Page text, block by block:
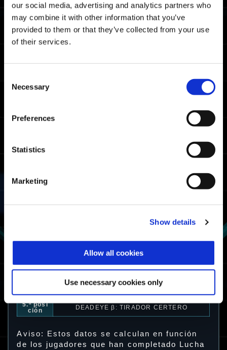
our social media, advertising and analytics partners who
may combine it with other information that you’ve
provided to them or that they’ve collected from your use
of their services.
Selection
Necessary
Preferences
Statistics
Marketing
Show details
Allow all cookies
Use necessary cookies only
Metas del rango As
Xbox Series X|S / Xbox
One / Windows
05:22.57
Steam🄬 05:13.85
Metas del rango Soldado
07:57.68
07:06.44
Steam🄬 06:27.52
ción
Nimbus
3.ª posi
Krieger
ción
5.ª posi
ción
DEADEYE β: TIRADOR CERTERO
Aviso: Estos datos se calculan en función
de los jugadores que han completado Lucha